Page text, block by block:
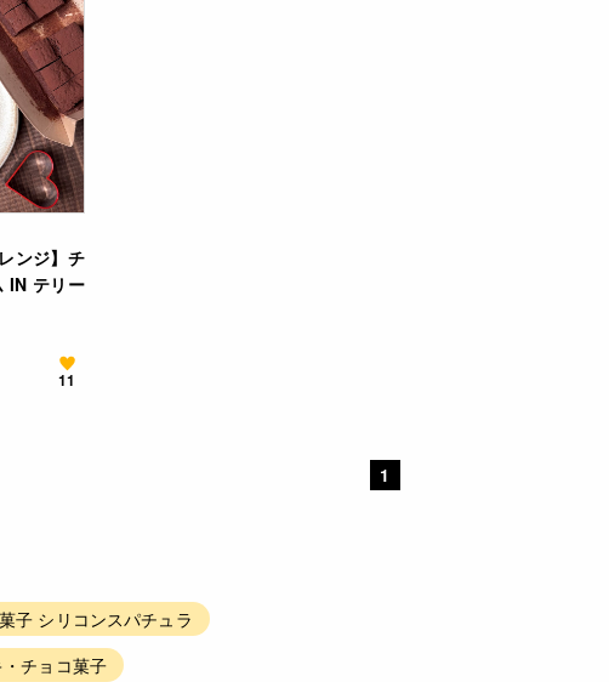
ンジ】チ
IN テリー
11
1
子 シリコンスパチュラ
チョコ菓子